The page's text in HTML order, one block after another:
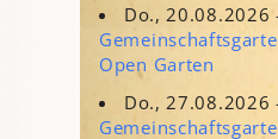
Do., 20.08.2026
Open Garten
Do., 27.08.2026